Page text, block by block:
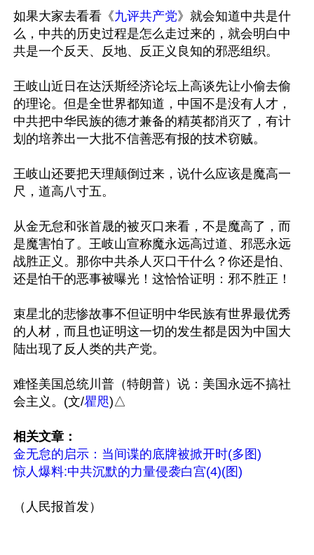
如果大家去看看《九评共产党》就会知道中共是什
么，中共的历史过程是怎么走过来的，就会明白中
共是一个反天、反地、反正义良知的邪恶组织。
王岐山近日在达沃斯经济论坛上高谈先让小偷去偷
的理论。但是全世界都知道，中国不是没有人才，
中共把中华民族的德才兼备的精英都消灭了，有计
划的培养出一大批不信善恶有报的技术窃贼。
王岐山还要把天理颠倒过来，说什么应该是魔高一
尺，道高八寸五。
从金无怠和张首晟的被灭口来看，不是魔高了，而
是魔害怕了。王岐山宣称魔永远高过道、邪恶永远
战胜正义。那你中共杀人灭口干什么？你还是怕、
还是怕干的恶事被曝光！这恰恰证明：邪不胜正！
束星北的悲惨故事不但证明中华民族有世界最优秀
的人材，而且也证明这一切的发生都是因为中国大
陆出现了反人类的共产党。
难怪美国总统川普（特朗普）说：美国永远不搞社
会主义。(文/瞿咫)△
相关文章：
金无怠的启示：当间谍的底牌被掀开时(多图)
惊人爆料:中共沉默的力量侵袭白宫(4)(图)